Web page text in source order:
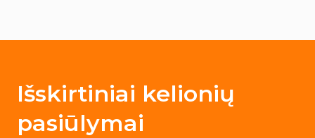
Išskirtiniai kelionių
pasiūlymai